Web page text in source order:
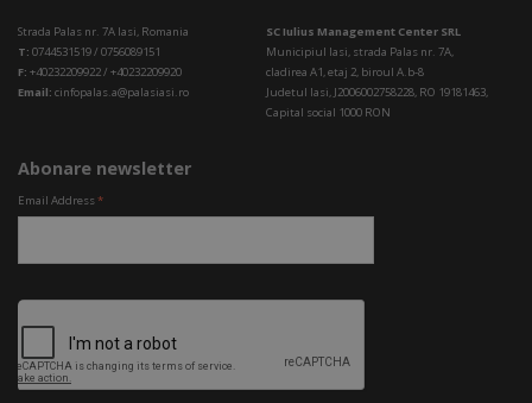
Strada Palas nr. 7A Iasi, Romania
T: 0744531519 / 0756089151
F: +40232209922 / +40232209920
Email: cinfopalas.a@palasiasi.ro
SC Iulius Management Center SRL
Municipiul Iasi, strada Palas nr. 7A,
cladirea A1, etaj 2, biroul A.b-8
Judetul Iasi, J2006002758228, RO 19181463,
Capital social 1000 RON
Abonare newsletter
Email Address*